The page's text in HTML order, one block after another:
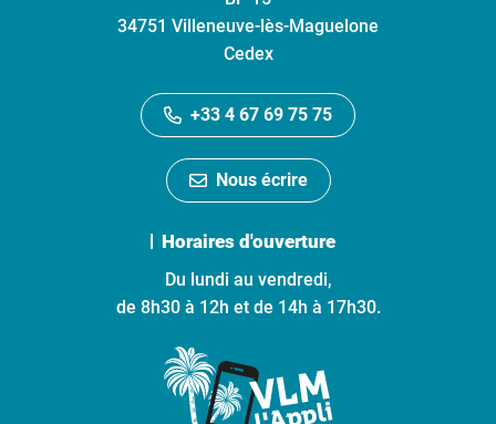
34751 Villeneuve-lès-Maguelone
Cedex
+33 4 67 69 75 75
Nous écrire
Horaires d'ouverture
Du lundi au vendredi,
de 8h30 à 12h et de 14h à 17h30.